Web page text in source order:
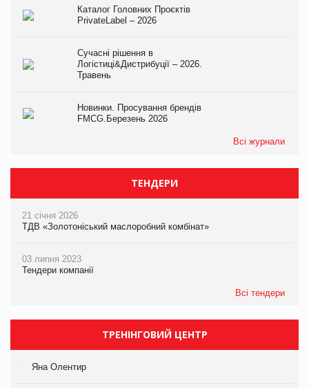
Каталог Головних Проєктів
PrivateLabel – 2026
Сучасні рішення в
Логістиці&Дистрибуції – 2026.
Травень
Новинки. Просування брендів
FMCG.Березень 2026
Всі журнали
ТЕНДЕРИ
21 січня 2026
ТДВ «Золотоніський маслоробний комбінат»
03 липня 2023
Тендери компанії
Всі тендери
ТРЕНІНГОВИЙ ЦЕНТР
Яна Олентир